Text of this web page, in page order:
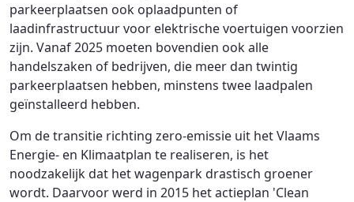
parkeerplaatsen ook oplaadpunten of
laadinfrastructuur voor elektrische voertuigen voorzien
zijn. Vanaf 2025 moeten bovendien ook alle
handelszaken of bedrijven, die meer dan twintig
parkeerplaatsen hebben, minstens twee laadpalen
geïnstalleerd hebben.
Om de transitie richting zero-emissie uit het Vlaams
Energie- en Klimaatplan te realiseren, is het
noodzakelijk dat het wagenpark drastisch groener
wordt. Daarvoor werd in 2015 het actieplan 'Clean